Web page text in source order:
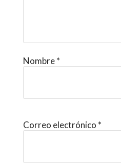
Nombre*
Correo electrónico *